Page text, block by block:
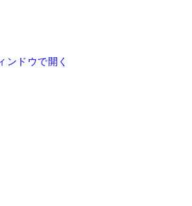
ンドウで開く